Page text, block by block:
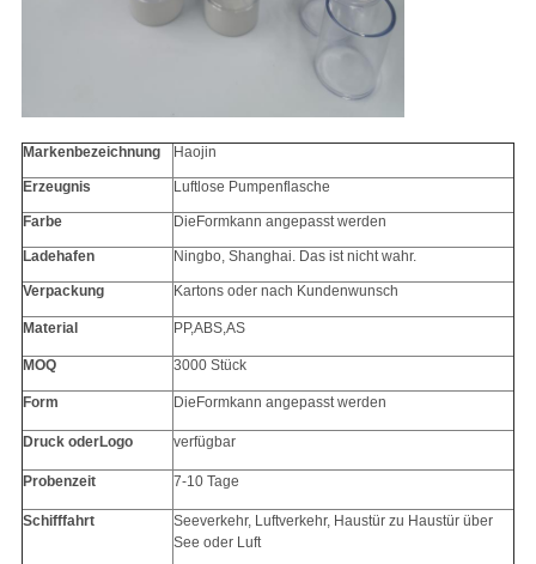
Markenbezeichnung Haojin
Erzeugnis Luftlose Pumpenflasche
Farbe DieFormkann angepasst werden
Ladehafen Ningbo, Shanghai. Das ist nicht wahr.
Verpackung Kartons oder nach Kundenwunsch
Material PP,ABS,AS
MOQ 3000 Stück
Form DieFormkann angepasst werden
Druck oderLogo verfügbar
Probenzeit 7-10 Tage
Schifffahrt
Seeverkehr, Luftverkehr, Haustür zu Haustür über
See oder Luft